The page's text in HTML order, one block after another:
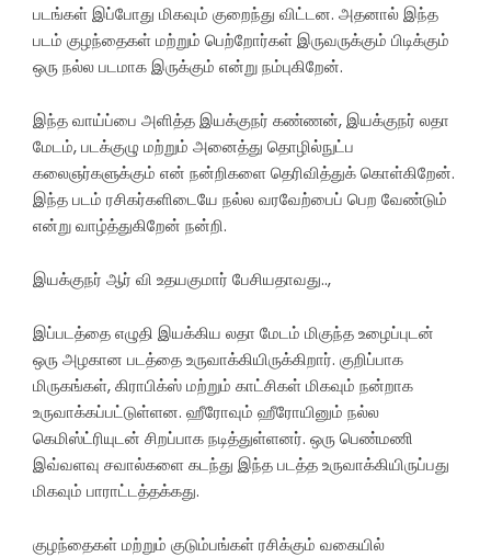
படங்கள் இப்போது மிகவும் குறைந்து விட்டன. அதனால் இந்த
படம் குழந்தைகள் மற்றும் பெற்றோர்கள் இருவருக்கும் பிடிக்கும்
ஒரு நல்ல படமாக இருக்கும் என்று நம்புகிறேன்.
இந்த வாய்ப்பை அளித்த இயக்குநர் கண்ணன், இயக்குநர் லதா
மேடம், படக்குழு மற்றும் அனைத்து தொழில்நுட்ப
கலைஞர்களுக்கும் என் நன்றிகளை தெரிவித்துக் கொள்கிறேன்.
இந்த படம் ரசிகர்களிடையே நல்ல வரவேற்பைப் பெற வேண்டும்
என்று வாழ்த்துகிறேன் நன்றி.
இயக்குநர் ஆர் வி உதயகுமார் பேசியதாவது..,
இப்படத்தை எழுதி இயக்கிய லதா மேடம் மிகுந்த உழைப்புடன்
ஒரு அழகான படத்தை உருவாக்கியிருக்கிறார். குறிப்பாக
மிருகங்கள், கிராபிக்ஸ் மற்றும் காட்சிகள் மிகவும் நன்றாக
உருவாக்கப்பட்டுள்ளன. ஹீரோவும் ஹீரோயினும் நல்ல
கெமிஸ்ட்ரியுடன் சிறப்பாக நடித்துள்ளனர். ஒரு பெண்மணி
இவ்வளவு சவால்களை கடந்து இந்த படத்த உருவாக்கியிருப்பது
மிகவும் பாராட்டத்தக்கது.
குழந்தைகள் மற்றும் குடும்பங்கள் ரசிக்கும் வகையில்